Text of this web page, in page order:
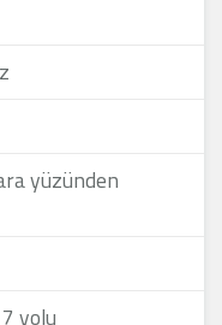
yüzünden
yolu